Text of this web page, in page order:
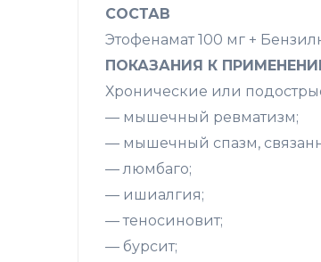
СОСТАВ
Этофенамат 100 мг +
ПОКАЗАНИЯ К
Хронические или
— мышечный ревматизм;
— мышечный спазм,
— люмбаго;
— ишиалгия;
— теносиновит;
— бурсит;